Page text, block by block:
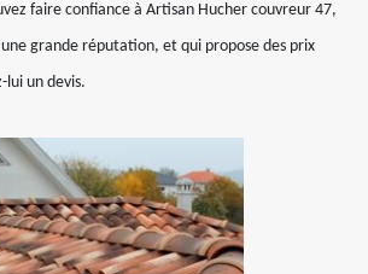
faire confiance à Artisan Hucher couvreur 47,
grande réputation, et qui propose des prix
lui un devis.